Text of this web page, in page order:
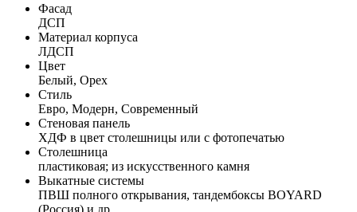
Фасад
ДСП
Материал корпуса
ЛДСП
Цвет
Белый, Орех
Стиль
Евро, Модерн, Современный
Стеновая панель
ХДФ в цвет столешницы или с фотопечатью
Столешница
пластиковая; из искусственного камня
Выкатные системы
ПВШ полного открывания, тандембоксы BOYARD
(Россия) и др.